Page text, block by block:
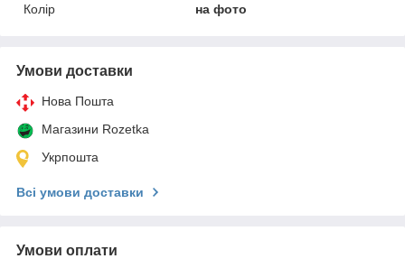
Колір
на фото
Умови доставки
Нова Пошта
Магазини Rozetka
Укрпошта
Всі умови доставки
Умови оплати